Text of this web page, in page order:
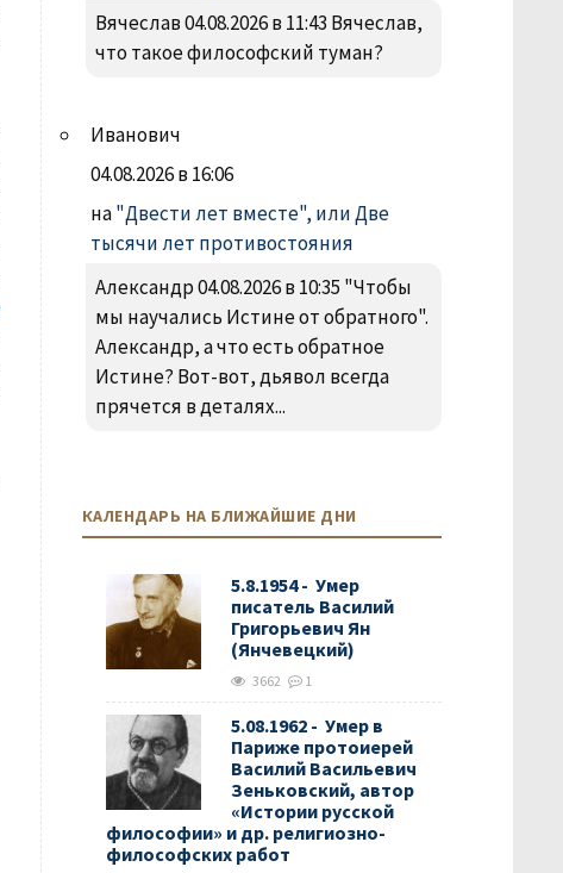
Вячеслав 04.08.2026 в 11:43 Вячеслав,
что такое философский туман?
Иванович
04.08.2026 в 16:06
на"Двести лет вместе", или Две
тысячи лет противостояния
Александр 04.08.2026 в 10:35 "Чтобы
мы научались Истине от обратного".
Александр, а что есть обратное
Истине? Вот-вот, дьявол всегда
прячется в деталях...
КАЛЕНДАРЬ НА БЛИЖАЙШИЕ ДНИ
5.8.1954 - Умер
писатель Василий
Григорьевич Ян
(Янчевецкий)
3662 1
5.08.1962 - Умер в
Париже протоиерей
Василий Васильевич
Зеньковский, автор
«Истории русской
философии» и др. религиозно-
философских работ